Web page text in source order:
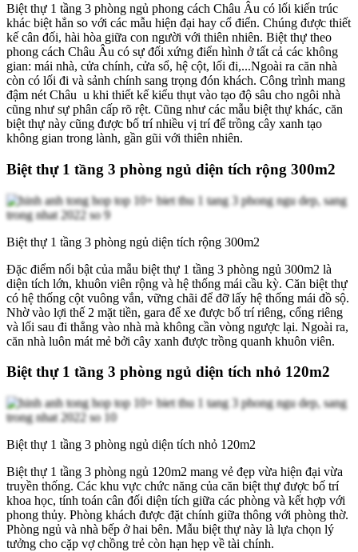
Biệt thự 1 tầng 3 phòng ngủ phong cách Châu Âu có lối kiến trúc
khác biệt hẳn so với các mẫu hiện đại hay cổ điển. Chúng được thiết
kế cân đối, hài hòa giữa con người với thiên nhiên. Biệt thự theo
phong cách Châu Âu có sự đối xứng điển hình ở tất cả các không
gian: mái nhà, cửa chính, cửa sổ, hệ cột, lối đi,...Ngoài ra căn nhà
còn có lối đi và sảnh chính sang trọng đón khách. Công trình mang
đậm nét Châu u khi thiết kế kiểu thụt vào tạo độ sâu cho ngôi nhà
cũng như sự phân cấp rõ rệt. Cũng như các mẫu biệt thự khác, căn
biệt thự này cũng được bố trí nhiều vị trí để trồng cây xanh tạo
không gian trong lành, gần gũi với thiên nhiên.
Biệt thự 1 tầng 3 phòng ngủ diện tích rộng 300m2
Biệt thự 1 tầng 3 phòng ngủ diện tích rộng 300m2
Đặc điểm nổi bật của mẫu biệt thự 1 tầng 3 phòng ngủ 300m2 là
diện tích lớn, khuôn viên rộng và hệ thống mái cầu kỳ. Căn biệt thự
có hệ thống cột vuông vắn, vững chãi để đỡ lấy hệ thống mái đồ sộ.
Nhờ vào lợi thế 2 mặt tiền, gara để xe được bố trí riêng, cổng riêng
và lối sau đi thẳng vào nhà mà không cần vòng ngược lại. Ngoài ra,
căn nhà luôn mát mẻ bởi cây xanh được trồng quanh khuôn viên.
Biệt thự 1 tầng 3 phòng ngủ diện tích nhỏ 120m2
Biệt thự 1 tầng 3 phòng ngủ diện tích nhỏ 120m2
Biệt thự 1 tầng 3 phòng ngủ 120m2 mang vẻ đẹp vừa hiện đại vừa
truyền thống. Các khu vực chức năng của căn biệt thự được bố trí
khoa học, tính toán cân đối diện tích giữa các phòng và kết hợp với
phong thủy. Phòng khách được đặt chính giữa thông với phòng thờ.
Phòng ngủ và nhà bếp ở hai bên. Mẫu biệt thự này là lựa chọn lý
tưởng cho cặp vợ chồng trẻ còn hạn hẹp về tài chính.